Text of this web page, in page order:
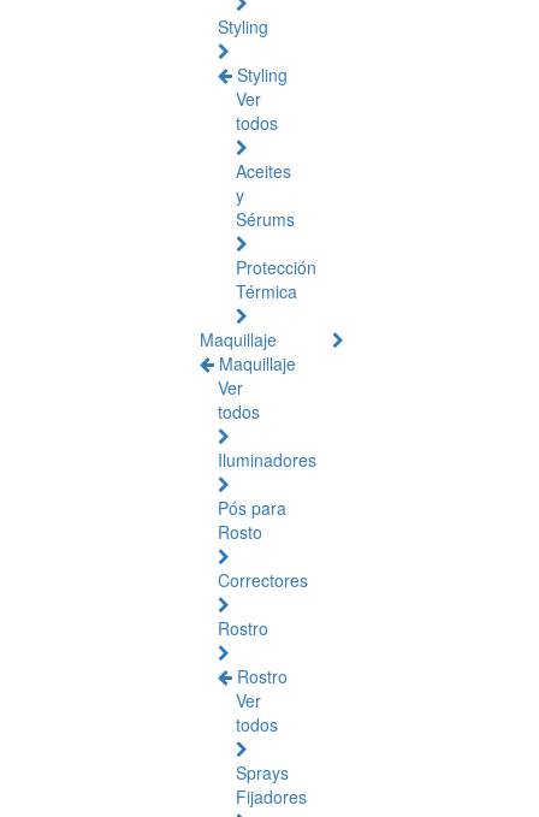
Styling
Styling
Ver
todos
Aceites
y
Sérums
Protección
Térmica
Maquillaje
Maquillaje
Ver
todos
Iluminadores
Pós para
Rosto
Correctores
Rostro
Rostro
Ver
todos
Sprays
Fijadores